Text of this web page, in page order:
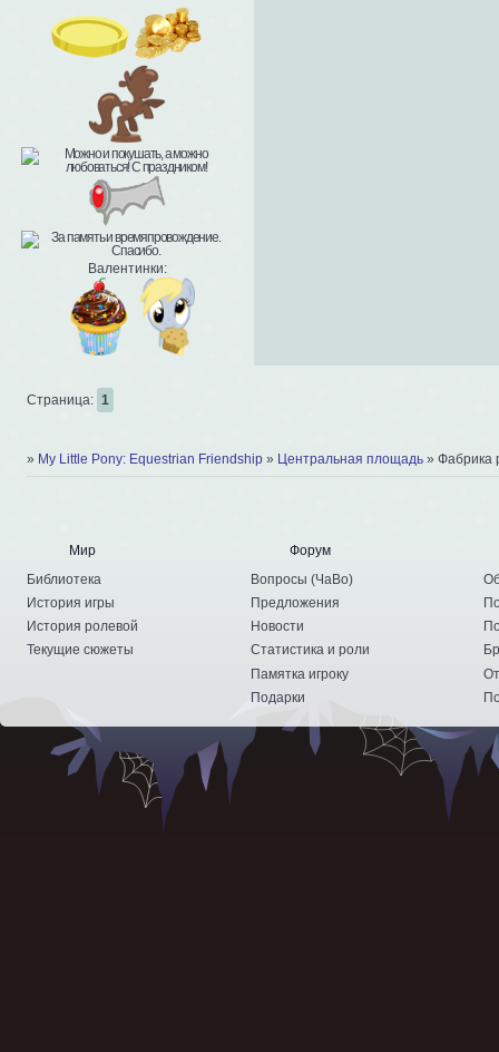
Валентинки:
Страница: 1
» My Little Pony: Equestrian Friendship » Центральная площадь » Фабрика
Мир
Библиотека
История игры
История ролевой
Текущие сюжеты
Форум
Вопросы (ЧаВо)
Предложения
Новости
Статистика и роли
Памятка игроку
Подарки